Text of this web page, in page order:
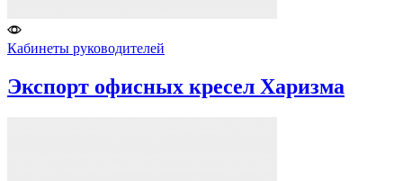
Кабинеты руководителей
Экспорт офисных кресел Харизма